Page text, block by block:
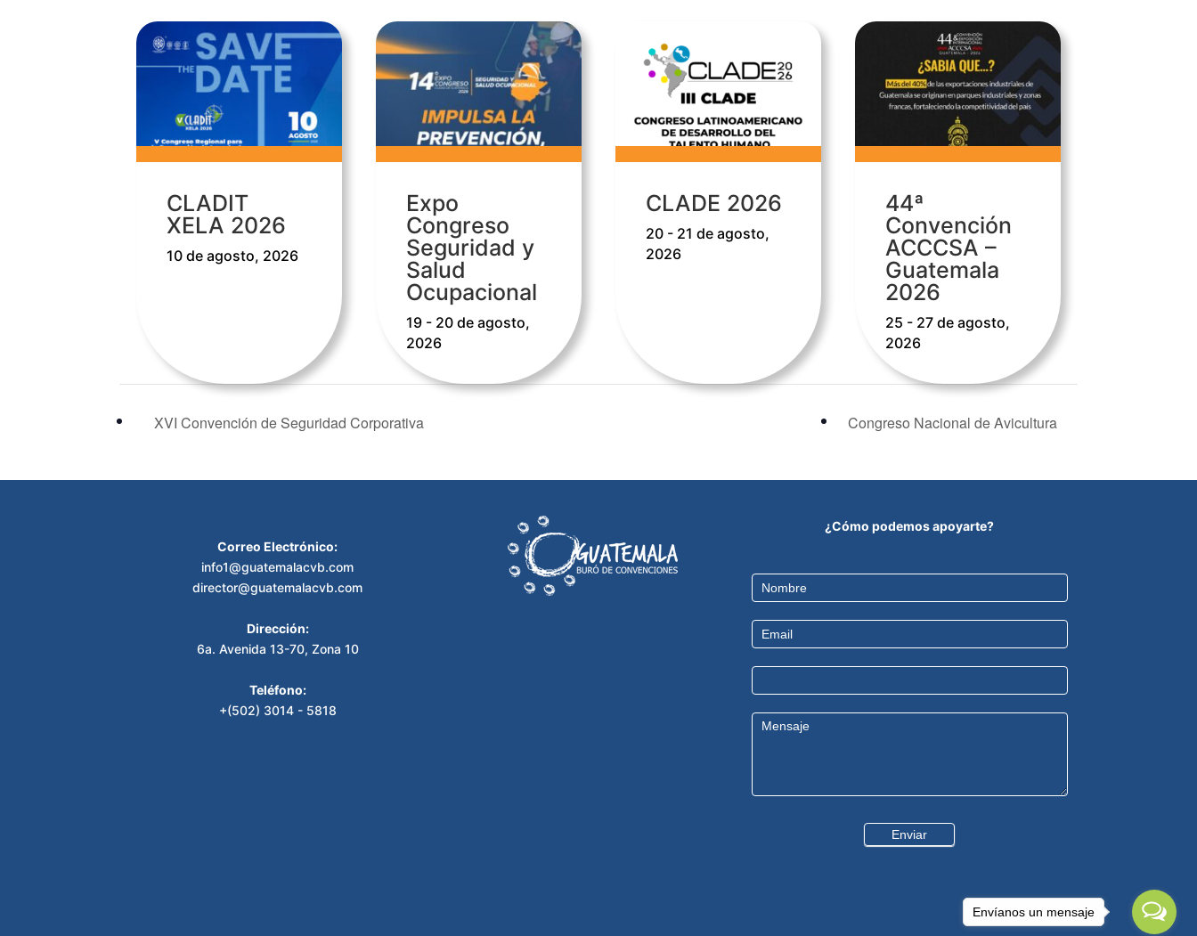
CLADIT
XELA 2026
10 de agosto, 2026
Expo
Congreso
Seguridad y
Salud
Ocupacional
19 - 20 de agosto,
2026
CLADE 2026
20 - 21 de agosto,
2026
44ª
Convención
ACCCSA –
Guatemala
2026
25 - 27 de agosto,
2026
XVI Convención de Seguridad Corporativa Congreso Nacional de Avicultura
Correo Electrónico:
info1@guatemalacvb.com
director@guatemalacvb.com
Dirección:
6a. Avenida 13-70, Zona 10
Teléfono:
+(502) 3014 - 5818
¿Cómo podemos apoyarte?
Contact
Us
Enviar
Envíanos un mensaje